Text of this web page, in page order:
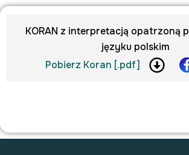
KORAN z interpretacją opatrzoną
języku polskim
Pobierz Koran [.pdf]